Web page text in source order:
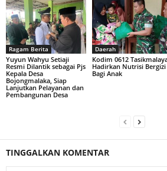
Ragam Berita
Yuyun Wahyu Setiaji
Resmi Dilantik sebagai Pjs
Kepala Desa
Bojongmalaka, Siap
Lanjutkan Pelayanan dan
Pembangunan Desa
Daerah
Kodim 0612
Hadirkan Nutrisi Bergizi
Bagi Anak
TINGGALKAN KOMENTAR